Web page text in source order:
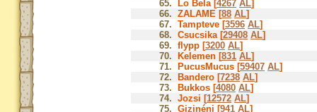
65.
Lo Bela [4267 AL]
66. ZALAME [88 AL]
67. Tampteve [3596 AL]
68. Csucsika [29408 AL]
69. flypp [3200 AL]
70.
Kelemen [831 AL]
71.
PucusMucus [59407 AL]
72.
Bandero [7238 AL]
73.
Bukkos [4080 AL]
74. Jozsi [12572 AL]
75. Gizinéni [941 AL]